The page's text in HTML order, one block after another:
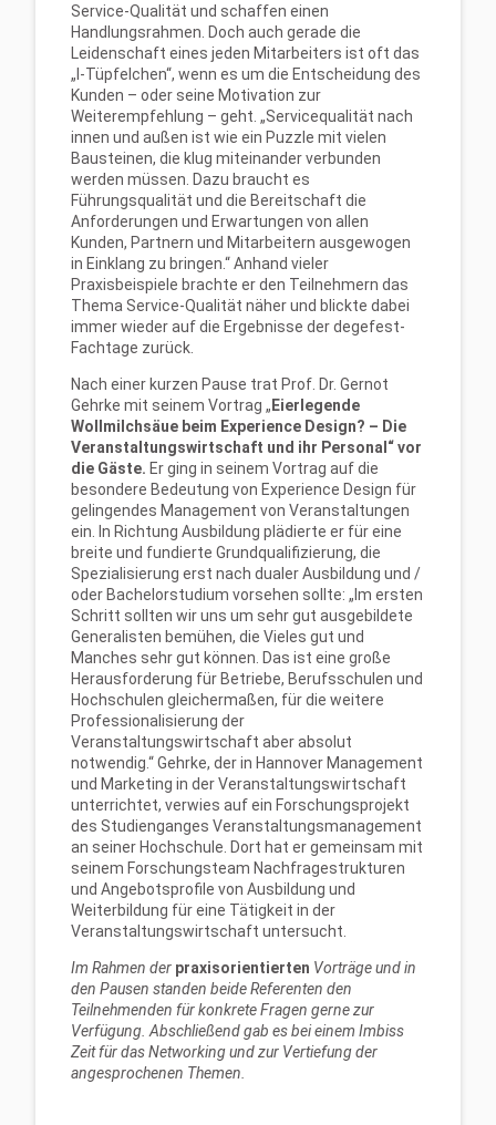
Service-Qualität und schaffen einen
Handlungsrahmen. Doch auch gerade die
Leidenschaft eines jeden Mitarbeiters ist oft das
„I-Tüpfelchen“, wenn es um die Entscheidung des
Kunden – oder seine Motivation zur
Weiterempfehlung – geht. „Servicequalität nach
innen und außen ist wie ein Puzzle mit vielen
Bausteinen, die klug miteinander verbunden
werden müssen. Dazu braucht es
Führungsqualität und die Bereitschaft die
Anforderungen und Erwartungen von allen
Kunden, Partnern und Mitarbeitern ausgewogen
in Einklang zu bringen.“ Anhand vieler
Praxisbeispiele brachte er den Teilnehmern das
Thema Service-Qualität näher und blickte dabei
immer wieder auf die Ergebnisse der degefest-
Fachtage zurück.
Nach einer kurzen Pause trat Prof. Dr. Gernot
Gehrke mit seinem Vortrag „ Eierlegende
Wollmilchsäue beim Experience Design? – Die
Veranstaltungswirtschaft und ihr Personal“ vor
die Gäste. Er ging in seinem Vortrag auf die
besondere Bedeutung von Experience Design für
gelingendes Management von Veranstaltungen
ein. In Richtung Ausbildung plädierte er für eine
breite und fundierte Grundqualifizierung, die
Spezialisierung erst nach dualer Ausbildung und /
oder Bachelorstudium vorsehen sollte: „Im ersten
Schritt sollten wir uns um sehr gut ausgebildete
Generalisten bemühen, die Vieles gut und
Manches sehr gut können. Das ist eine große
Herausforderung für Betriebe, Berufsschulen und
Hochschulen gleichermaßen, für die weitere
Professionalisierung der
Veranstaltungswirtschaft aber absolut
notwendig.“ Gehrke, der in Hannover Management
und Marketing in der Veranstaltungswirtschaft
unterrichtet, verwies auf ein Forschungsprojekt
des Studienganges Veranstaltungsmanagement
an seiner Hochschule. Dort hat er gemeinsam mit
seinem Forschungsteam Nachfragestrukturen
und Angebotsprofile von Ausbildung und
Weiterbildung für eine Tätigkeit in der
Veranstaltungswirtschaft untersucht.
Im Rahmen der praxisorientierten Vorträge und in
den Pausen standen beide Referenten den
Teilnehmenden für konkrete Fragen gerne zur
Verfügung. Abschließend gab es bei einem Imbiss
Zeit für das Networking und zur Vertiefung der
angesprochenen Themen.